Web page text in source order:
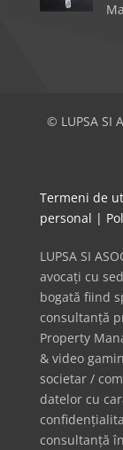
© LUPSA SI
Termeni de
personal |
LUPSA SI
avocați cu
bogată fiind
consultanță
Property
& video
societar /
datelor cu
consultanță